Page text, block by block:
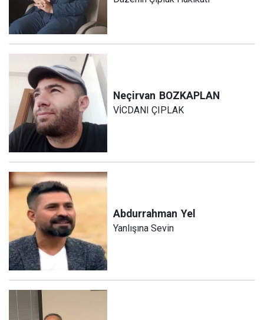
Neçirvan BOZKAPLAN
VİCDANI ÇIPLAK
Abdurrahman Yel
Yanlışına Sevin